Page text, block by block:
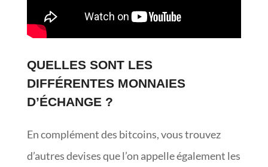
QUELLES SONT LES
DIFFÉRENTES MONNAIES
D’ÉCHANGE ?
En complément des bitcoins, vous trouvez
d’autres devises que l’on appelle également les